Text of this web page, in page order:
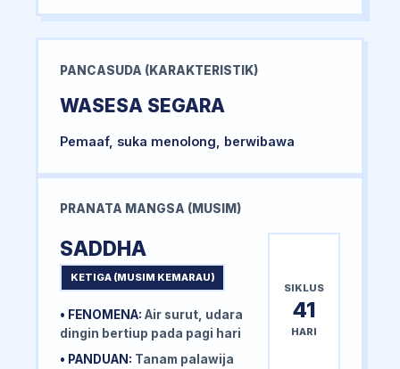
PANCASUDA (KARAKTERISTIK)
WASESA SEGARA
Pemaaf, suka menolong, berwibawa
PRANATA MANGSA (MUSIM)
SADDHA
KETIGA (MUSIM KEMARAU)
• FENOMENA: Air surut, udara
dingin bertiup pada pagi hari
• PANDUAN: Tanam palawija
SIKLUS
41
HARI